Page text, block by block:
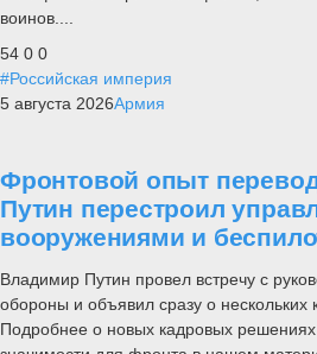
воинов....
54 0 0
#Российская империя
5 августа 2026Армия
Фронтовой опыт
Путин перестроил
вооружениями и
Владимир Путин провел встречу с
обороны и объявил сразу о нескольких
Подробнее о новых кадровых решениях